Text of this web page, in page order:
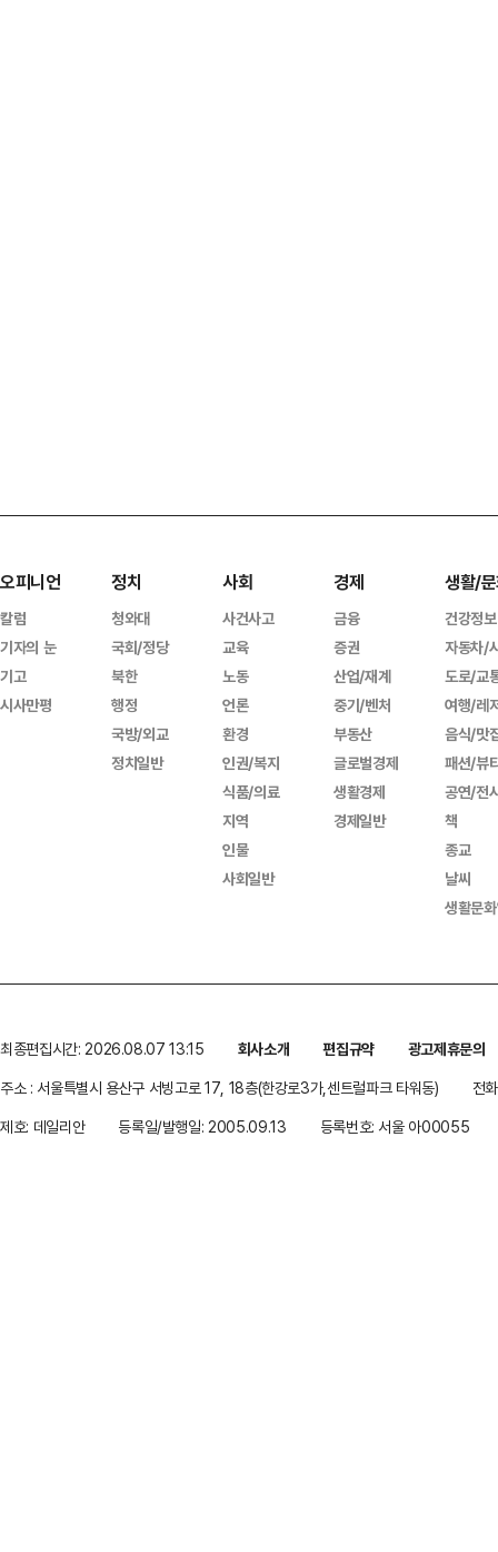
오피니언
칼럼
기자의 눈
기고
시사만평
정치
청와대
국회/정당
북한
행정
국방/외교
정치일반
사회
사건사고
교육
노동
언론
환경
인권/복지
식품/의료
지역
인물
사회일반
경제
금융
증권
산업/재계
중기/벤처
부동산
글로벌경제
생활경제
경제일반
생활/
건강정보
자동차/
도로/교
여행/레
음식/맛
패션/뷰
공연/전
책
종교
날씨
생활문
최종편집시간: 2026.08.07 13:15 회사소개 편집규약
광고제휴문의
주소 : 서울특별시 용산구 서빙고로 17, 18층(한강로3가,센트럴파크 타워동)
전
제호: 데일리안
등록일/발행일: 2005.09.13 등록번호: 서울 아00055